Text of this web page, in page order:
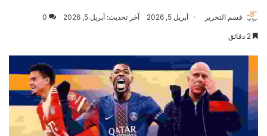
قسم التحرير أبريل 5, 2026 آخر تحديث: أبريل 5, 2026 0